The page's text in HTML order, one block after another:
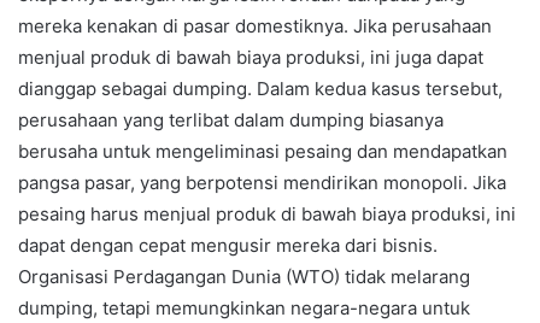
mereka kenakan di pasar domestiknya. Jika perusahaan
menjual produk di bawah biaya produksi, ini juga dapat
dianggap sebagai dumping. Dalam kedua kasus tersebut,
perusahaan yang terlibat dalam dumping biasanya
berusaha untuk mengeliminasi pesaing dan mendapatkan
pangsa pasar, yang berpotensi mendirikan monopoli. Jika
pesaing harus menjual produk di bawah biaya produksi, ini
dapat dengan cepat mengusir mereka dari bisnis.
Organisasi Perdagangan Dunia (WTO) tidak melarang
dumping, tetapi memungkinkan negara-negara untuk